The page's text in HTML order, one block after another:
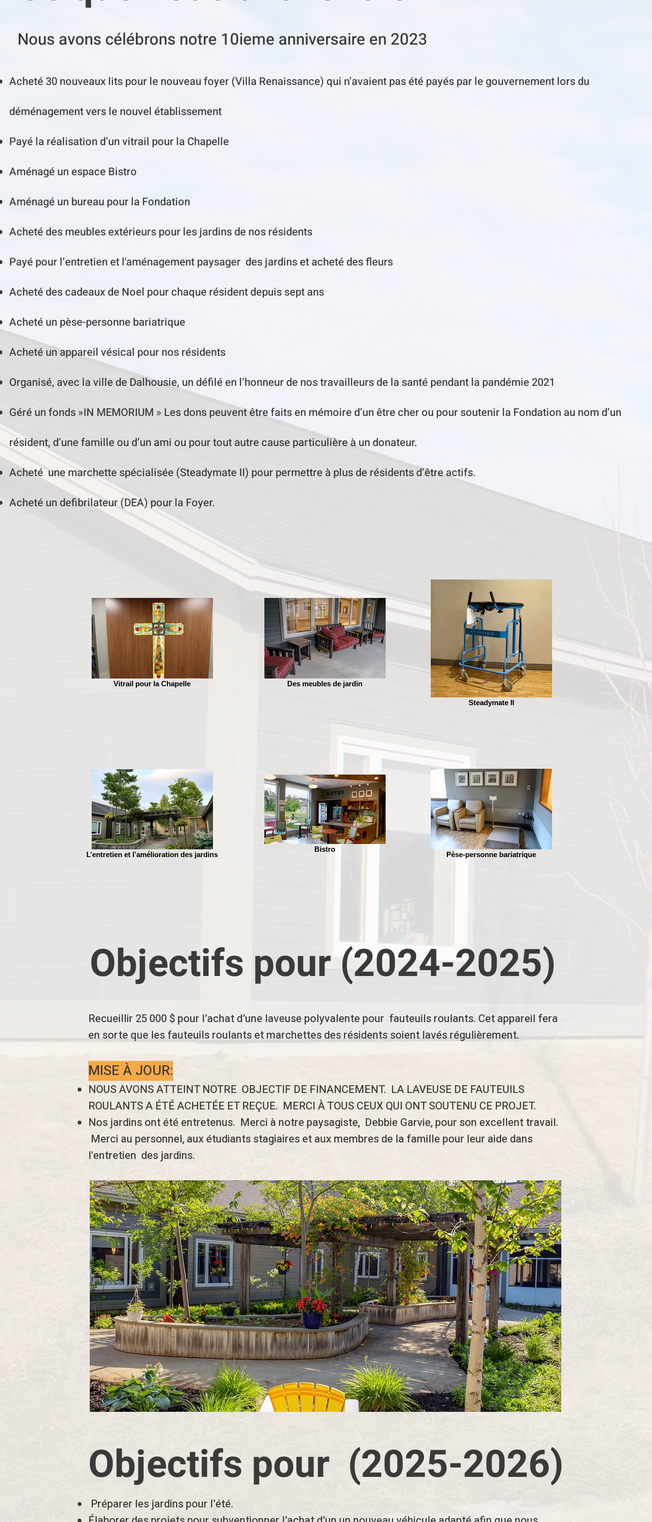
Nous avons célébrons notre 10ieme anniversaire en 2023
Acheté 30 nouveaux lits pour le nouveau foyer (Villa Renaissance) qui n’avaient pas été payés par le gouvernement lors du
déménagement vers le nouvel établissement
Payé la réalisation d’un vitrail pour la Chapelle
Aménagé un espace Bistro
Aménagé un bureau pour la Fondation
Acheté des meubles extérieurs pour les jardins de nos résidents
Payé pour l’entretien et l'aménagement paysager des jardins et acheté des fleurs
Acheté des cadeaux de Noel pour chaque résident depuis sept ans
Acheté un pèse-personne bariatrique
Acheté un appareil vésical pour nos résidents
Organisé, avec la ville de Dalhousie, un défilé en l’honneur de nos travailleurs de la santé pendant la pandémie 2021
Géré un fonds »IN MEMORIUM » Les dons peuvent être faits en mémoire d’un être cher ou pour soutenir la Fondation au nom d’un
résident, d’une famille ou d’un ami ou pour tout autre cause particulière à un donateur.
Acheté une marchette spécialisée (Steadymate II) pour permettre à plus de résidents d’être actifs.
Acheté un defibrilateur (DEA) pour la Foyer.
Vitrail pour la Chapelle Des meubles de jardin
Steadymate II
L’entretien et l’amélioration des jardins
Bistro
Pèse-personne bariatrique
Objectifs pour (2024-2025)
Recueillir 25 000 $ pour l’achat d’une laveuse polyvalente pour fauteuils roulants. Cet appareil fera
en sorte que les fauteuils roulants et marchettes des résidents soient lavés régulièrement.
MISE À JOUR:
NOUS AVONS ATTEINT NOTRE OBJECTIF DE FINANCEMENT. LA LAVEUSE DE FAUTEUILS
ROULANTS A ÉTÉ ACHETÉE ET REÇUE. MERCI À TOUS CEUX QUI ONT SOUTENU CE PROJET.
Nos jardins ont été entretenus. Merci à notre paysagiste, Debbie Garvie, pour son excellent travail.
Merci au personnel, aux étudiants stagiaires et aux membres de la famille pour leur aide dans
l'entretien des jardins.
Objectifs pour (2025-2026)
Préparer les jardins pour l’été.